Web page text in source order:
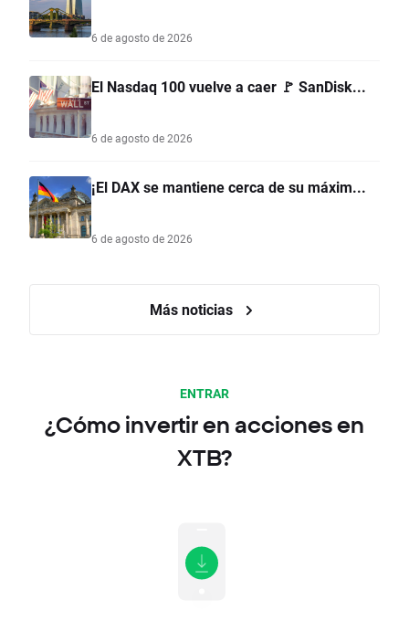
6 de agosto de 2026
El Nasdaq 100 vuelve a caer 🚩 SanDisk...
6 de agosto de 2026
¡El DAX se mantiene cerca de su máxim...
6 de agosto de 2026
Más noticias
ENTRAR
¿Cómo invertir en acciones en
XTB?